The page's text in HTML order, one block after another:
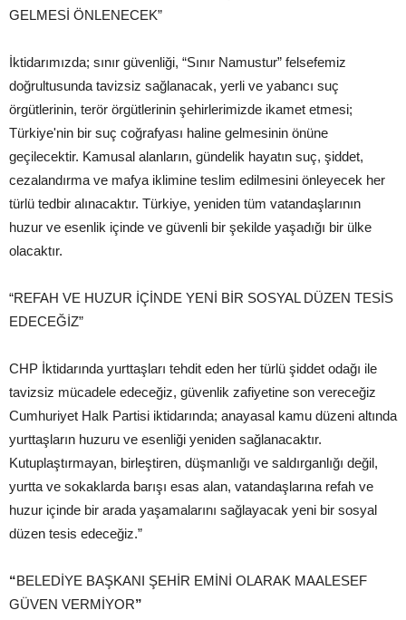
GELMESİ ÖNLENECEK”
İktidarımızda; sınır güvenliği, “Sınır Namustur” felsefemiz
doğrultusunda tavizsiz sağlanacak, yerli ve yabancı suç
örgütlerinin, terör örgütlerinin şehirlerimizde ikamet etmesi;
Türkiye'nin bir suç coğrafyası haline gelmesinin önüne
geçilecektir. Kamusal alanların, gündelik hayatın suç, şiddet,
cezalandırma ve mafya iklimine teslim edilmesini önleyecek her
türlü tedbir alınacaktır. Türkiye, yeniden tüm vatandaşlarının
huzur ve esenlik içinde ve güvenli bir şekilde yaşadığı bir ülke
olacaktır.
“REFAH VE HUZUR İÇİNDE YENİ BİR SOSYAL DÜZEN TESİS
EDECEĞİZ”
CHP İktidarında yurttaşları tehdit eden her türlü şiddet odağı ile
tavizsiz mücadele edeceğiz, güvenlik zafiyetine son vereceğiz
Cumhuriyet Halk Partisi iktidarında; anayasal kamu düzeni altında
yurttaşların huzuru ve esenliği yeniden sağlanacaktır.
Kutuplaştırmayan, birleştiren, düşmanlığı ve saldırganlığı değil,
yurtta ve sokaklarda barışı esas alan, vatandaşlarına refah ve
huzur içinde bir arada yaşamalarını sağlayacak yeni bir sosyal
düzen tesis edeceğiz.”
“BELEDİYE BAŞKANI ŞEHİR EMİNİ OLARAK MAALESEF
GÜVEN VERMİYOR”